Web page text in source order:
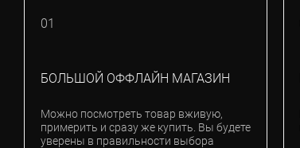
01
БОЛЬШОЙ ОФФЛАЙН МАГАЗИН
Можно посмотреть товар вживую,
примерить и сразу же купить. Вы будете
уверены в правильности выбора